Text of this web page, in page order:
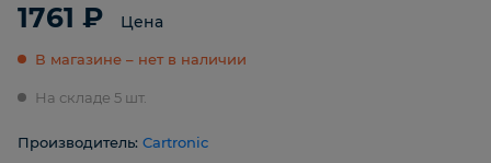
1761 ₽ Цена
В магазине – нет в наличии
На складе 5 шт.
Производитель: Cartronic